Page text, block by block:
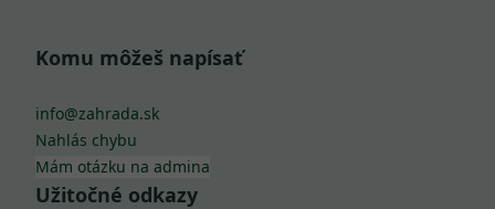
Komu môžeš napísať
info@zahrada.sk
Nahlás chybu
Mám otázku na admina
Užitočné odkazy